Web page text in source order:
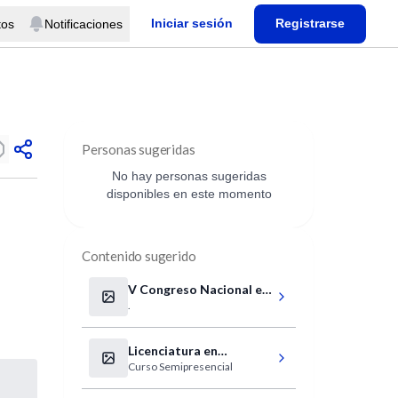
Notificaciones Iniciar sesión Registrarse
Personas sugeridas
No hay personas sugeridas
disponibles en este momento
Contenido sugerido
V Congreso Nacional e
Internacional de
Gastroenterología y
.
Licenciatura en
Enfermería
Curso Semipresencial